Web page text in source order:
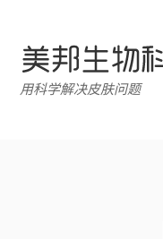
用科学解决皮肤问题